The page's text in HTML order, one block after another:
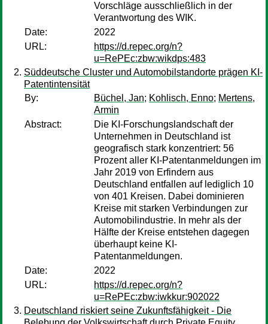
Vorschläge ausschließlich in der
Verantwortung des WIK.
Date:
2022
URL:
https://d.repec.org/n?
u=RePEc:zbw:wikdps:483
Süddeutsche Cluster und Automobilstandorte prägen KI-
Patentintensität
By:
Büchel, Jan; Kohlisch, Enno; Mertens,
Armin
Abstract:
Die KI-Forschungslandschaft der
Unternehmen in Deutschland ist
geografisch stark konzentriert: 56
Prozent aller KI-Patentanmeldungen im
Jahr 2019 von Erfindern aus
Deutschland entfallen auf lediglich 10
von 401 Kreisen. Dabei dominieren
Kreise mit starken Verbindungen zur
Automobilindustrie. In mehr als der
Hälfte der Kreise entstehen dagegen
überhaupt keine KI-
Patentanmeldungen.
Date:
2022
URL:
https://d.repec.org/n?
u=RePEc:zbw:iwkkur:902022
Deutschland riskiert seine Zukunftsfähigkeit - Die